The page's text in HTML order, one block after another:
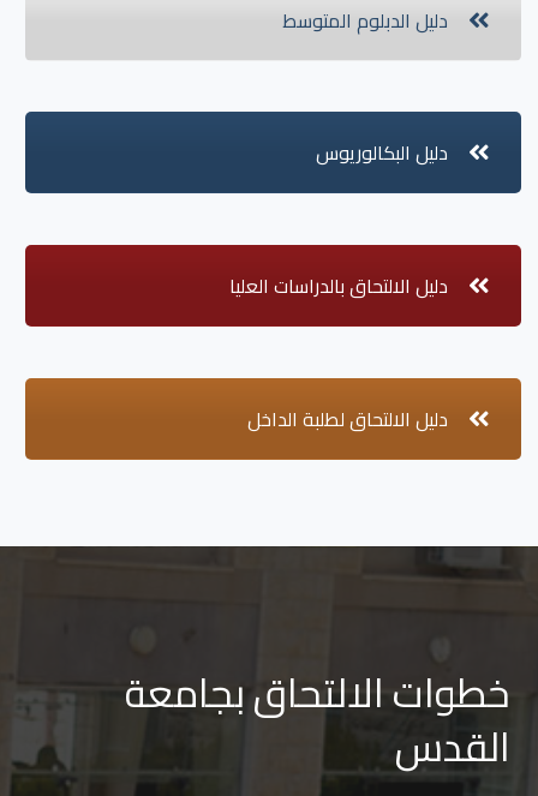
دليل الدبلوم المتوسط
دليل البكالوريوس
دليل الالتحاق بالدراسات العليا
دليل الالتحاق لطلبة الداخل
خطوات الالتحاق بجامعة
القدس